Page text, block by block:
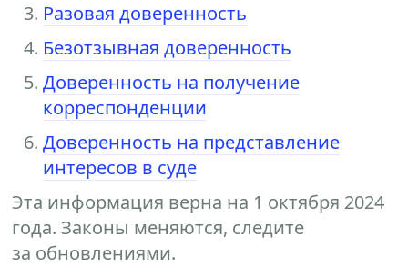
Разовая доверенность
Безотзывная доверенность
Доверенность на получение
корреспонденции
Доверенность на представление
интересов в суде
Эта информация верна на 1 октября 2024
года. Законы меняются, следите
за обновлениями.